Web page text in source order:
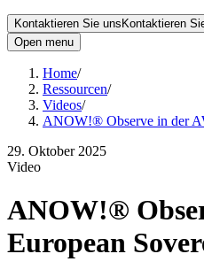
Kontaktieren Sie uns Kontaktieren
Open menu
Home/
Ressourcen/
Videos/
ANOW!® Observe in der
29. Oktober 2025
Video
ANOW!®
European